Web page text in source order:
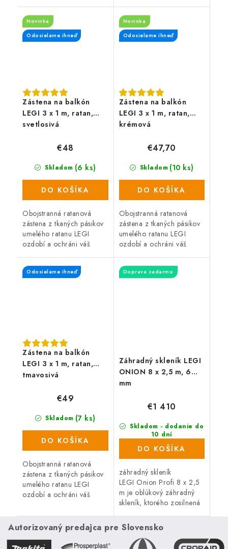
plot a zaistí súkromie po
celý rok. Zástena má
obojstrannú UV...
plot a zaistí súkromie po
celý rok. Zástena má
obojstrannú UV...
Zástena na balkón
LEGI 3 x 1 m, ratan,
svetlosivá
Novinka
Odosielame ihneď
Skladom (6 ks)
€48
DO KOŠÍKA
Obojstranná ratanová
zástena z tkaných pásikov
umelého ratanu LEGI
ozdobí a ochráni váš
plot a zaistí súkromie po
celý rok. Zástena má
Zástena na balkón
LEGI 3 x 1 m, ratan,
krémová
Novinka
Odosielame ihneď
Skladom (10 ks)
€47,70
DO KOŠÍKA
Obojstranná ratanová
zástena z tkaných pásikov
umelého ratanu LEGI
ozdobí a ochráni váš
plot a zaistí súkromie po
celý rok. Zástena má
Zástena na balkón
LEGI 3 x 1 m, ratan,
tmavosivá
Odosielame ihneď
Skladom (7 ks)
€49
DO KOŠÍKA
Obojstranná ratanová
zástena z tkaných pásikov
umelého ratanu LEGI
ozdobí a ochráni váš
plot a zaistí súkromie po
celý rok. Zástena má
obojstrannú UV...
Záhradný skleník LEGI
ONION 8 x 2,5 m, 6
mm
Doprava zadarmo
Skladom - dodanie do
10 dní
(37 ks)
€1 410
DO KOŠÍKA
záhradný skleník
LEGI Onion Profi 8 x 2,5
m je oblúkový záhradný
skleník, ktorého zosilnená
plechu s hrúbkou 1 mm
zaručuje vysokú
odolnosť....
Autorizovaný predajca pre Slovensko